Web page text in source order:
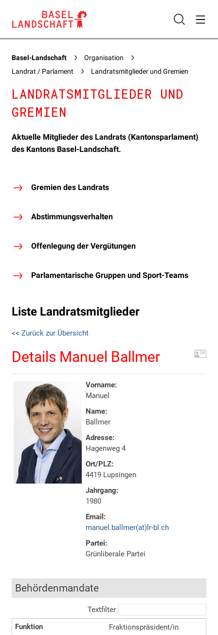
Basel-Landschaft
Organisation
Landrat / Parlament
Landratsmitglieder und Gremien
LANDRATSMITGLIEDER UND
GREMIEN
Aktuelle Mitglieder des Landrats (Kantonsparlament)
des Kantons Basel-Landschaft.
Gremien des Landrats
Abstimmungsverhalten
Offenlegung der Vergütungen
Parlamentarische Gruppen und Sport-Teams
Liste Landratsmitglieder